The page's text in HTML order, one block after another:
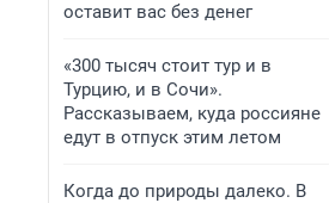
оставит вас без денег
«300 тысяч стоит тур и в
Турцию, и в Сочи».
Рассказываем, куда россияне
едут в отпуск этим летом
Когда до природы далеко. В